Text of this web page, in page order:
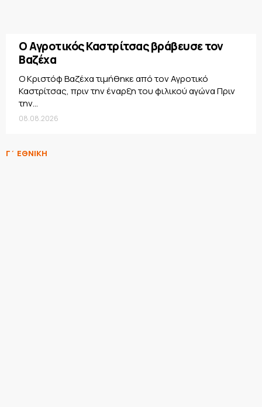
Ο Αγροτικός Καστρίτσας βράβευσε τον
Βαζέχα
Ο Κριστόφ Βαζέχα τιμήθηκε από τον Αγροτικό
Καστρίτσας, πριν την έναρξη του φιλικού αγώνα Πριν
την...
08.08.2026
Γ΄ ΕΘΝΙΚΗ